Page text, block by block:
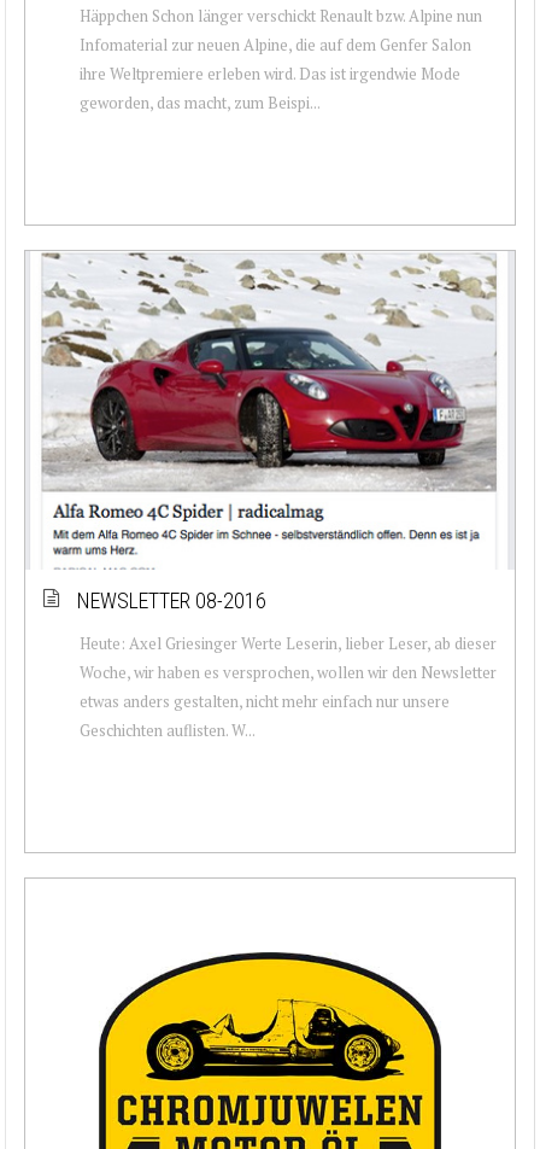
Häppchen Schon länger verschickt Renault bzw. Alpine nun
Infomaterial zur neuen Alpine, die auf dem Genfer Salon
ihre Weltpremiere erleben wird. Das ist irgendwie Mode
geworden, das macht, zum Beispi...
NEWSLETTER 08-2016
Heute: Axel Griesinger Werte Leserin, lieber Leser, ab dieser
Woche, wir haben es versprochen, wollen wir den Newsletter
etwas anders gestalten, nicht mehr einfach nur unsere
Geschichten auflisten. W...